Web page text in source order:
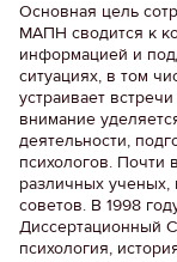
Основная цель
МАПН сводится к
информацией и
ситуациях, в том
устраивает
внимание
деятельности,
психологов.
различных ученых,
советов. В 1998
Диссертационный
психология,